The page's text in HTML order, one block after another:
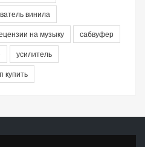
винила
на музыку
сабвуфер
усилитель
купить